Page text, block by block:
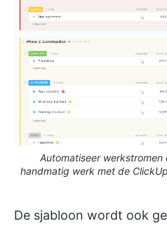
Automatiseer
handmatig werk met de
De sjabloon wordt ook